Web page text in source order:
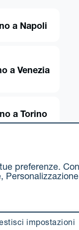
a Napoli
a Venezia
a Torino
preferenze.
impostazioni